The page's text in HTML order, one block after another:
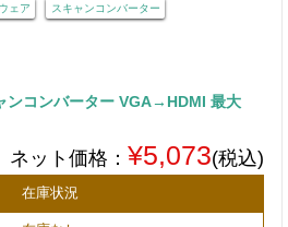
ェア スキャンコンバーター
ンコンバーター VGA→HDMI 最大
ネット価格： ¥5,073(税込)
在庫状況